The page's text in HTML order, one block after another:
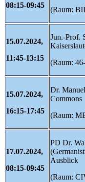
08:15-09:45
(Raum:
15.07.2024,
11:45-13:15
Jun.-Prof.
(Raum:
15.07.2024,
16:15-17:45
Dr.
Commons
(Raum:
17.07.2024,
08:15-09:45
PD Dr.
Ausblick
(Raum: